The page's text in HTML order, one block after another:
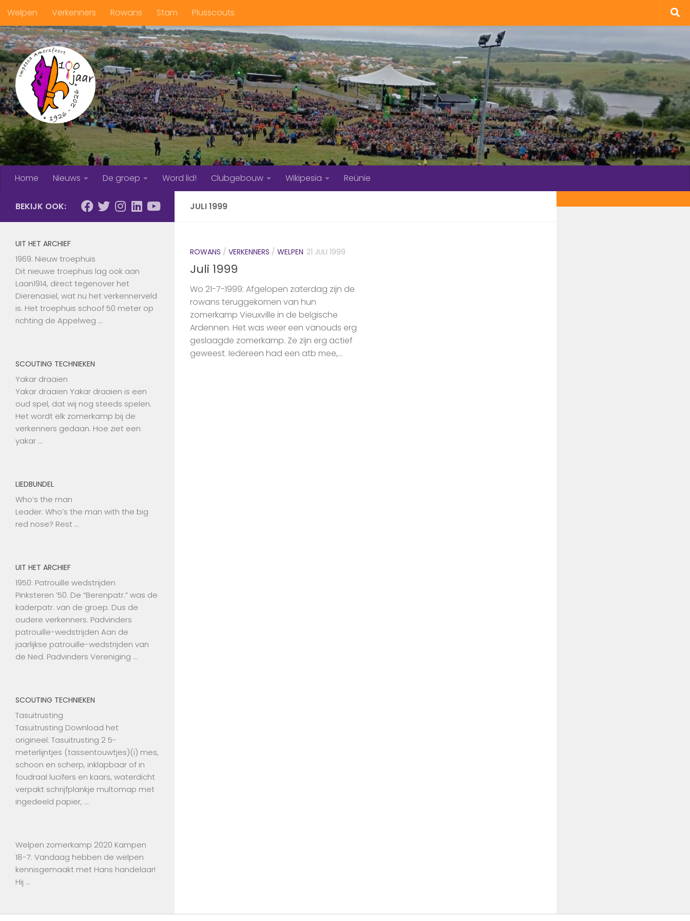
Doorgaan naar inhoud
Welpen Verkenners Rowans Stam Plusscouts
Home Nieuws De groep Word lid! Clubgebouw Wikipesia Reünie
JULI 1999
ROWANS / VERKENNERS / WELPEN 21 JULI 1999
Juli 1999
Wo 21-7-1999: Afgelopen zaterdag zijn de
rowans teruggekomen van hun
zomerkamp Vieuxville in de belgische
Ardennen. Het was weer een vanouds erg
geslaagde zomerkamp. Ze zijn erg actief
geweest. Iedereen had een atb mee,...
BEKIJK OOK:
UIT HET ARCHIEF
1969: Nieuw troephuis
Dit nieuwe troephuis lag ook aan
Laan1914, direct tegenover het
Dierenasiel, wat nu het verkennerveld
is. Het troephuis schoof 50 meter op
richting de Appelweg …
SCOUTING TECHNIEKEN
Yakar draaien
Yakar draaien Yakar draaien is een
oud spel, dat wij nog steeds spelen.
Het wordt elk zomerkamp bij de
verkenners gedaan. Hoe ziet een
yakar …
LIEDBUNDEL
Who’s the man
Leader: Who’s the man with the big
red nose? Rest …
UIT HET ARCHIEF
1950: Patrouille wedstrijden
Pinksteren ’50. De “Berenpatr.” was de
kaderpatr. van de groep. Dus de
oudere verkenners. Padvinders
patrouille-wedstrijden Aan de
jaarlijkse patrouille-wedstrijden van
de Ned. Padvinders Vereniging …
SCOUTING TECHNIEKEN
Tasuitrusting
Tasuitrusting Download het
origineel: Tasuitrusting 2 5-
meterlijntjes (tassentouwtjes)(i) mes,
schoon en scherp, inklapbaar of in
foudraal lucifers en kaars, waterdicht
verpakt schrijfplankje multomap met
ingedeeld papier, …
Welpen zomerkamp 2020 Kampen
18-7: Vandaag hebben de welpen
kennisgemaakt met Hans handelaar!
Hij …